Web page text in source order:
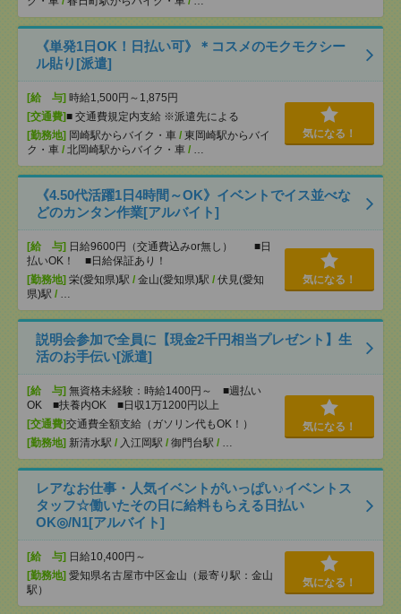
《単発1日OK！日払い可》＊コスメのモクモクシー
ル貼り[派遣]
[給 与] 時給1,500円～1,875円
[交通費]■ 交通費規定内支給 ※派遣先による
[勤務地] 岡崎駅からバイク・車 / 東岡崎駅からバイ
ク・車 / 北岡崎駅からバイク・車 / …
気になる！
《4.50代活躍1日4時間～OK》イベントでイス並べな
どのカンタン作業[アルバイト]
[給 与] 日給9600円（交通費込みor無し） ■日
払いOK！ ■日給保証あり！
[勤務地] 栄(愛知県)駅 / 金山(愛知県)駅 / 伏見(愛知
県)駅 / …
気になる！
説明会参加で全員に【現金2千円相当プレゼント】生
活のお手伝い[派遣]
[給 与] 無資格未経験：時給1400円～ ■週払い
OK ■扶養内OK ■日収1万1200円以上
[交通費]交通費全額支給（ガソリン代もOK！）
[勤務地] 新清水駅 / 入江岡駅 / 御門台駅 / …
気になる！
レアなお仕事・人気イベントがいっぱい♪イベントス
タッフ☆働いたその日に給料もらえる日払い
OK◎/N1[アルバイト]
[給 与] 日給10,400円～
[勤務地] 愛知県名古屋市中区金山（最寄り駅：金山
駅）
気になる！